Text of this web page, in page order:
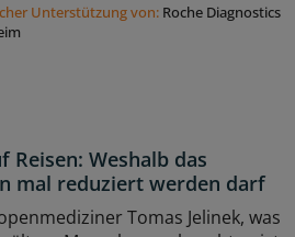
Unterstützung von: Roche Diagnostics
Reisen: Weshalb das
mal reduziert werden darf
Tomas Jelinek, was